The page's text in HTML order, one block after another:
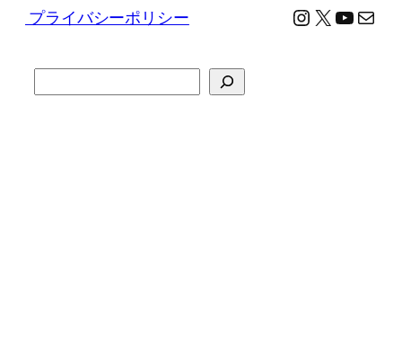
プライバシーポリシー Instagram
X メール
索